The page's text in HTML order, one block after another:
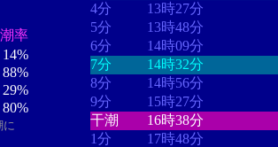
率
14%
88%
29%
80%
に
4分
13時27分
5分
13時48分
6分
14時09分
7分
14時32分
8分
14時56分
9分
15時27分
干潮
16時38分
1分
17時48分